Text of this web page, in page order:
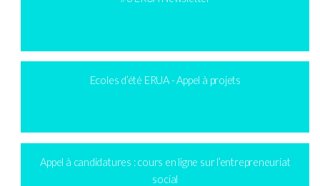
Ecoles d’été ERUA - Appel à projets
Appel à candidatures : cours en ligne sur l’entrepreneuriat
social